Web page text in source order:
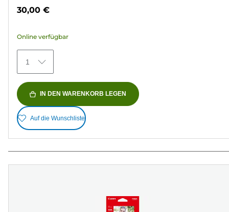
5
148
Bewertungen
30,00 €
Online verfügbar
1
IN DEN WARENKORB LEGEN
Auf die Wunschliste